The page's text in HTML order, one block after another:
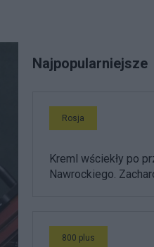
Najpopularniejsze
Rosja
Kreml wściekły po
Nawrockiego.
800 plus